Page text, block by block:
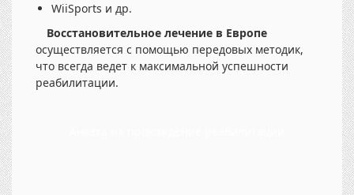
WiiSports и др.
Восстановительное лечение в Европе
осуществляется с помощью передовых методик,
что всегда ведет к максимальной успешности
реабилитации.